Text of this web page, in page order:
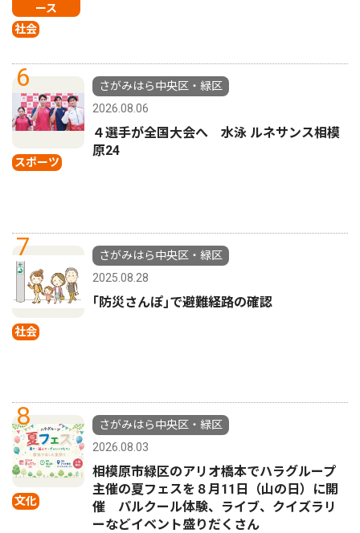
ース
社会
6
スポーツ
さがみはら中央区・緑区
2026.08.06
４選手が全国大会へ 水泳 ルネサンス相模
原24
7
社会
さがみはら中央区・緑区
2025.08.28
｢防災さんぽ｣で避難経路の確認
8
文化
さがみはら中央区・緑区
2026.08.03
相模原市緑区のアリオ橋本でハラグループ
主催の夏フェスを８月11日（山の日）に開
催 パルクール体験、ライブ、クイズラリ
ーなどイベント盛りだくさん